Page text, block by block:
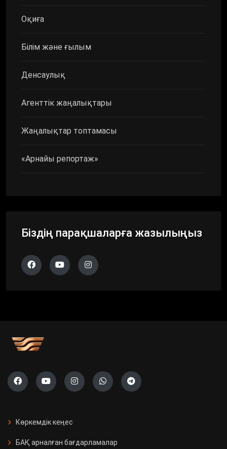
Оқиға
Білім және ғылым
Денсаулық
Агенттік жаңалықтары
Жаңалықтар топтамасы
«Арнайы репортаж»
Біздің парақшаларға жазылыңыз
Көркемдік кеңес
БАҚ арналған бағдарламалар